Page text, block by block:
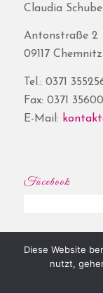
Claudia
Antonstraße 2
09117 Chemnitz
Tel.: 0371
Fax: 0371
E-Mail:
Facebook
© Copyright - Deine
Diese Website
nutzt,